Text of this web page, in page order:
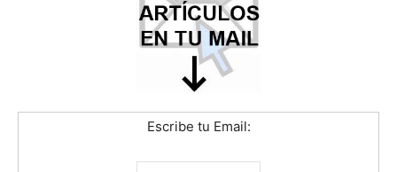
Fotos
Escribe tu Email: